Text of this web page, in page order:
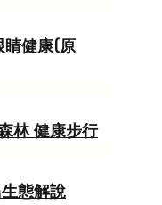
健康(原
林 健康步行
態解說